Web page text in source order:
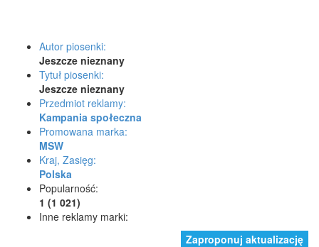
Autor piosenki:
Jeszcze nieznany
Tytuł piosenki:
Jeszcze nieznany
Przedmiot reklamy:
Kampania społeczna
Promowana marka:
MSW
Kraj, Zasięg:
Polska
Popularność:
1 (1 021)
Inne reklamy marki:
Zaproponuj aktualizację